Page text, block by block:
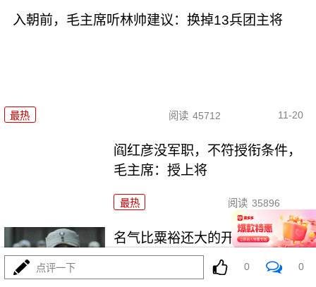
入朝前，毛主席听林帅建议：换掉13兵团主将
最热 阅读 45712 11-20
阎红彦没军职，不符授衔条件，
毛主席：授上将
最热 阅读 35896
名气比粟裕还大的开国大将，让
杜月笙感到害怕
点评一下 0 0